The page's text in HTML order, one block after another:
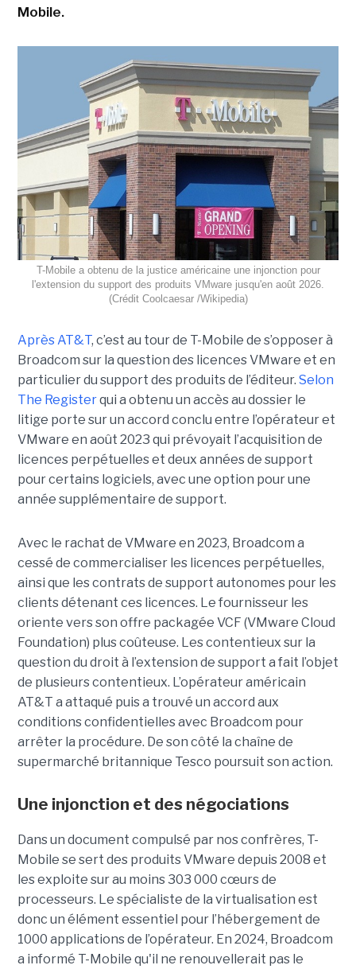
Mobile.
T-Mobile a obtenu de la justice américaine une injonction pour
l'extension du support des produits VMware jusqu'en août 2026.
(Crédit Coolcaesar /Wikipedia)
Après AT&T, c’est au tour de T-Mobile de s’opposer à
Broadcom sur la question des licences VMware et en
particulier du support des produits de l’éditeur. Selon
The Registerqui a obtenu un accès au dossier le
litige porte sur un accord conclu entre l’opérateur et
VMware en août 2023 qui prévoyait l’acquisition de
licences perpétuelles et deux années de support
pour certains logiciels, avec une option pour une
année supplémentaire de support.
Avec le rachat de VMware en 2023, Broadcom a
cessé de commercialiser les licences perpétuelles,
ainsi que les contrats de support autonomes pour les
clients détenant ces licences. Le fournisseur les
oriente vers son offre packagée VCF (VMware Cloud
Foundation) plus coûteuse. Les contentieux sur la
question du droit à l’extension de support a fait l’objet
de plusieurs contentieux. L’opérateur américain
AT&T a attaqué puis a trouvé un accord aux
conditions confidentielles avec Broadcom pour
arrêter la procédure. De son côté la chaîne de
supermarché britannique Tesco poursuit son action.
Une injonction et des négociations
Dans un document compulsé par nos confrères, T-
Mobile se sert des produits VMware depuis 2008 et
les exploite sur au moins 303 000 cœurs de
processeurs. Le spécialiste de la virtualisation est
donc un élément essentiel pour l’hébergement de
1000 applications de l’opérateur. En 2024, Broadcom
a informé T-Mobile qu'il ne renouvellerait pas le